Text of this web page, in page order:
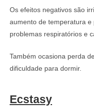
Os efeitos negativos são
aumento de temperatura e
problemas respiratórios e
Também ocasiona perda
dificuldade para dormir.
Ecstasy